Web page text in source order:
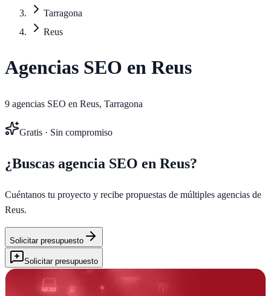
Tarragona
Reus
Agencias SEO en Reus
9 agencias SEO en Reus, Tarragona
Gratis · Sin compromiso
¿Buscas agencia SEO en Reus?
Cuéntanos tu proyecto y recibe propuestas de múltiples agencias de
Reus.
Solicitar presupuesto
Solicitar presupuesto
28 Comunicació | Agencia Marketing y Diseño Web